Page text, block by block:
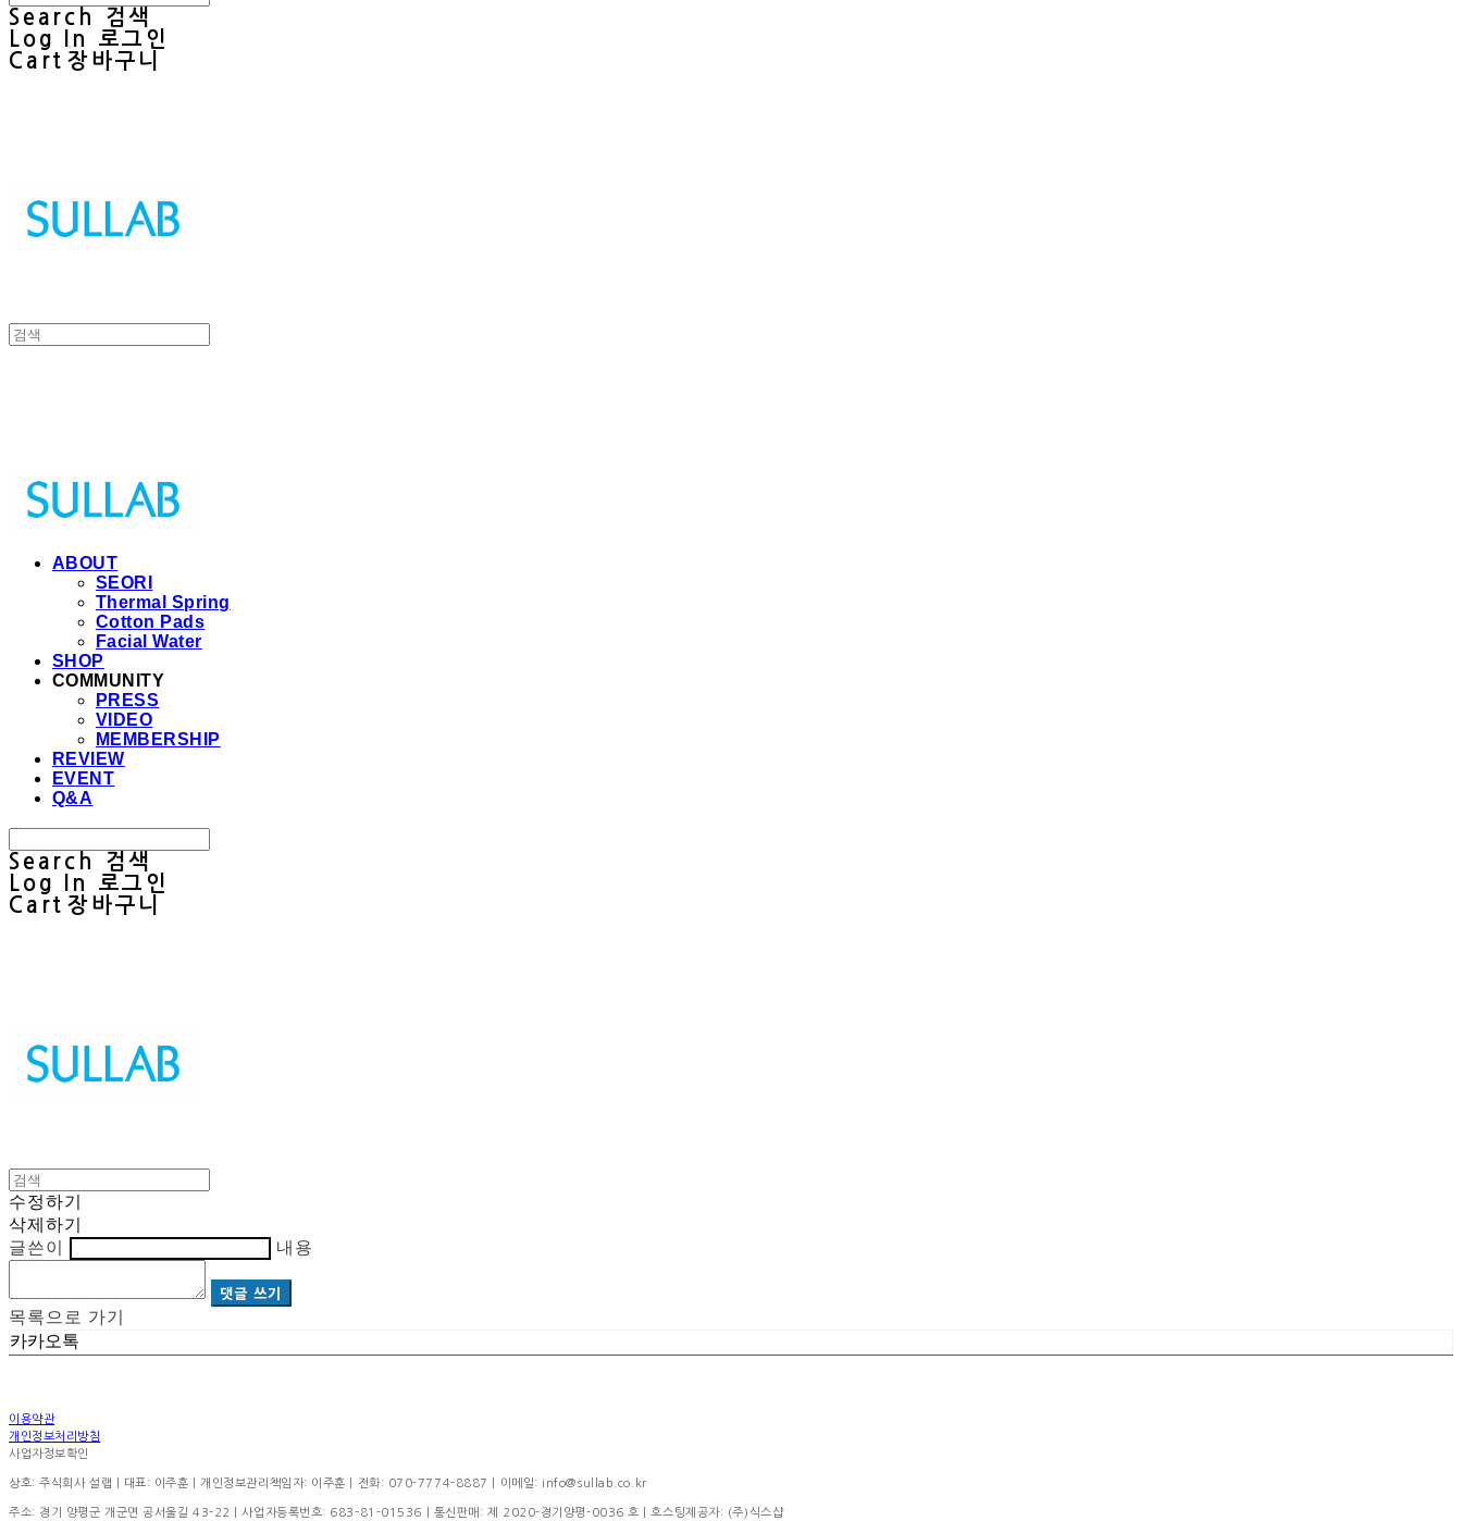
Search
검색
Log In
로그인
Cart 장바구니
ABOUT
SEORI
Thermal Spring
Cotton Pads
Facial Water
SHOP
COMMUNITY
PRESS
VIDEO
MEMBERSHIP
REVIEW
EVENT
Q&A
Search
검색
Log In
로그인
Cart 장바구니
수정하기
삭제하기
글쓴이
내용
댓글 쓰기
목록으로 가기
카카오톡
이용약관
개인정보처리방침
사업자정보확인
상호: 주식회사 설랩 | 대표: 이주훈 | 개인정보관리책임자: 이주훈 | 전화: 070-7774-8887 | 이메일: info@sullab.co.kr
주소: 경기 양평군 개군면 공서울길 43-22 | 사업자등록번호: 683-81-01536 | 통신판매: 제 2020-경기양평-0036 호 | 호스팅제공자: (주)식스샵